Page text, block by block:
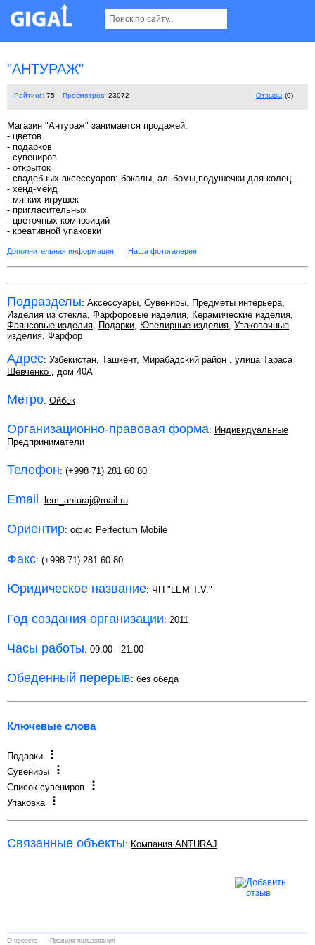
"АНТУРАЖ"
Рейтинг: 75 Просмотров: 23072 Отзывы (0)
Магазин "Антураж" занимается продажей:
- цветов
- подарков
- сувениров
- открыток
- свадебных аксессуаров: бокалы, альбомы,подушечки для колец.
- хенд-мейд
- мягких игрушек
- пригласительных
- цветочных композиций
- креативной упаковки
Дополнительная информация Наша фотогалерея
Подразделы: Аксессуары, Сувениры, Предметы интерьера,
Изделия из стекла, Фарфоровые изделия, Керамические изделия,
Фаянсовые изделия, Подарки, Ювелирные изделия, Упаковочные
изделия, Фарфор
Адрес: Узбекистан, Ташкент, Мирабадский район , улица Тараса
Шевченко , дом 40А
Метро: Ойбек
Организационно-правовая форма: Индивидуальные
Предприниматели
Телефон: (+998 71) 281 60 80
Email : lem_anturaj@mail.ru
Ориентир: офис Perfectum Mobile
Факс: (+998 71) 281 60 80
Юридическое название: ЧП "LEM T.V."
Год создания организации: 2011
Часы работы: 09:00 - 21:00
Обеденный перерыв: без обеда
Ключевые слова
Подарки
Сувениры
Список сувениров
Упаковка
Связанные объекты: Компания ANTURAJ
О проекте Правила пользования